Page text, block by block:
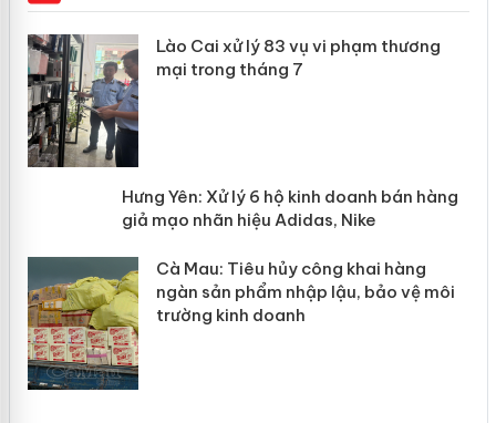
Lào Cai xử lý 83 vụ vi phạm thương
mại trong tháng 7
Hưng Yên: Xử lý 6 hộ kinh doanh bán
hàng giả mạo nhãn hiệu Adidas, Nike